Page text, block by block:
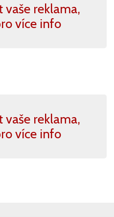
vaše reklama,
více info
vaše reklama,
více info